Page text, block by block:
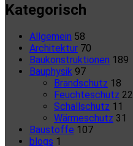
Kategorisch
Allgemein 58
Architektur 70
Baukonstruktionen 189
Bauphysik 97
Brandschutz 18
Feuchteschutz 22
Schallschutz 11
Wärmeschutz 31
Baustoffe 107
blogs 1